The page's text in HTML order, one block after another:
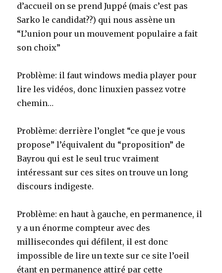
d’accueil on se prend Juppé (mais c’est pas
Sarko le candidat??) qui nous assène un
“L’union pour un mouvement populaire a fait
son choix”
Problème: il faut windows media player pour
lire les vidéos, donc linuxien passez votre
chemin…
Problème: derrière l’onglet “ce que je vous
propose” l’équivalent du “proposition” de
Bayrou qui est le seul truc vraiment
intéressant sur ces sites on trouve un long
discours indigeste.
Problème: en haut à gauche, en permanence, il
y a un énorme compteur avec des
millisecondes qui défilent, il est donc
impossible de lire un texte sur ce site l’oeil
étant en permanence attiré par cette